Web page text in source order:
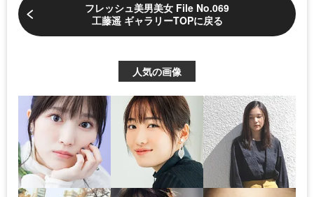
フレッシュ美男美女 File No.069
工藤遥 ギャラリーTOPに戻る
人気の画像